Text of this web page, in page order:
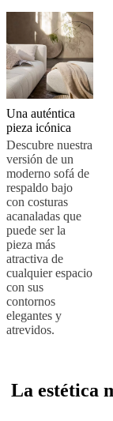
Una auténtica
pieza icónica
Descubre nuestra
versión de un
moderno sofá de
respaldo bajo
con costuras
acanaladas que
puede ser la
pieza más
atractiva de
cualquier espacio
con sus
contornos
elegantes y
atrevidos.
La estética